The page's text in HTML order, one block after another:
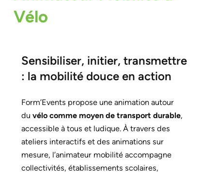
Vélo
Sensibiliser, initier, transmettre
: la mobilité douce en action
Form’Events propose une animation autour
du vélo comme moyen de transport durable,
accessible à tous et ludique. À travers des
ateliers interactifs et des animations sur
mesure, l’animateur mobilité accompagne
collectivités, établissements scolaires,